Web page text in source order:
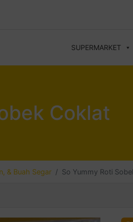
SUPERMARKET
Coklat
& Buah Segar So Yummy Roti